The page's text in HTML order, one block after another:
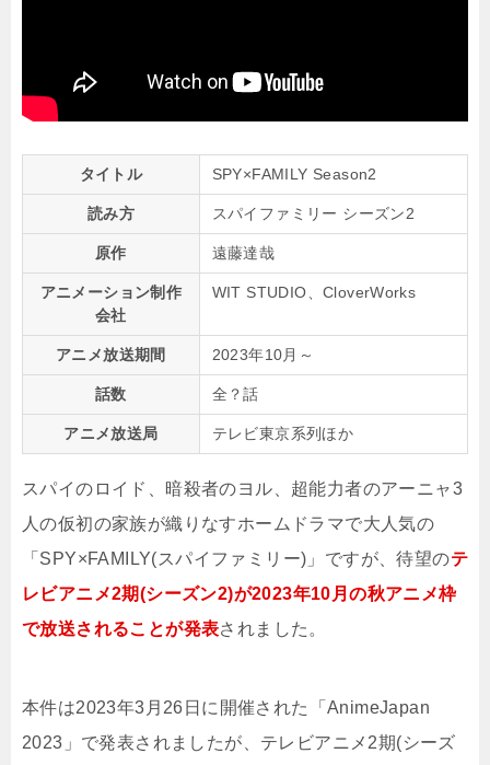
タイトル SPY×FAMILY Season2
読み方 スパイファミリー シーズン2
原作 遠藤達哉
アニメーション制作
会社
WIT STUDIO、CloverWorks
アニメ放送期間 2023年10月～
話数 全？話
アニメ放送局 テレビ東京系列ほか
スパイのロイド、暗殺者のヨル、超能力者のアーニャ3
人の仮初の家族が織りなすホームドラマで大人気の
「SPY×FAMILY(スパイファミリー)」ですが、待望のテ
レビアニメ2期(シーズン2)が2023年10月の秋アニメ枠
で放送されることが発表されました。
本件は2023年3月26日に開催された「AnimeJapan
2023」で発表されましたが、テレビアニメ2期(シーズ